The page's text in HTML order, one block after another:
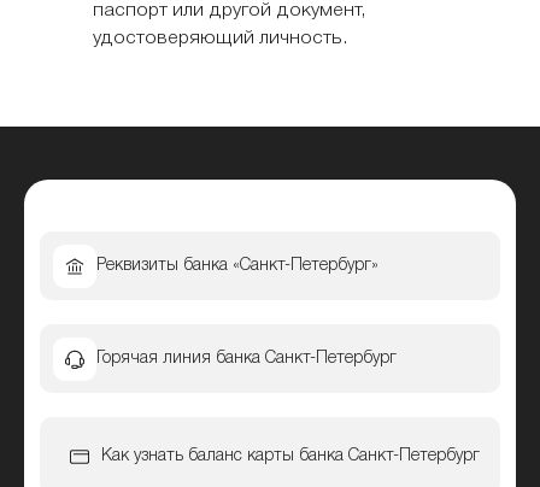
паспорт или другой документ,
удостоверяющий личность.
Реквизиты банка «Санкт-Петербург»
Горячая линия банка Санкт-Петербург
Как узнать баланс карты банка Санкт-Петербург